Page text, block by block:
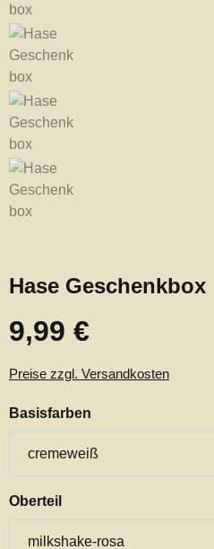
Hase Geschenkbox
Regulärer Preis:
9,99 €
Preise zzgl. Versandkosten
Basisfarben
Oberteilauswählen